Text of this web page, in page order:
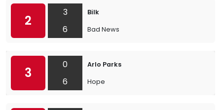
2
3
6
Bilk
Bad News
3
0
6
Arlo Parks
Hope